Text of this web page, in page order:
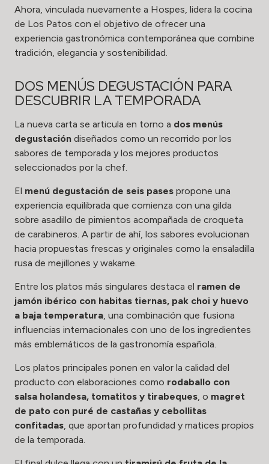
Ahora, vinculada nuevamente a Hospes, lidera la cocina
de Los Patos con el objetivo de ofrecer una
experiencia gastronómica contemporánea que combine
tradición, elegancia y sostenibilidad.
DOS MENÚS DEGUSTACIÓN PARA
DESCUBRIR LA TEMPORADA
La nueva carta se articula en torno a dos menús
degustación diseñados como un recorrido por los
sabores de temporada y los mejores productos
seleccionados por la chef.
El menú degustación de seis pases propone una
experiencia equilibrada que comienza con una gilda
sobre asadillo de pimientos acompañada de croqueta
de carabineros. A partir de ahí, los sabores evolucionan
hacia propuestas frescas y originales como la ensaladilla
rusa de mejillones y wakame.
Entre los platos más singulares destaca el ramen de
jamón ibérico con habitas tiernas, pak choi y huevo
a baja temperatura , una combinación que fusiona
influencias internacionales con uno de los ingredientes
más emblemáticos de la gastronomía española.
Los platos principales ponen en valor la calidad del
producto con elaboraciones como rodaballo con
salsa holandesa, tomatitos y tirabeques , o magret
de pato con puré de castañas y cebollitas
confitadas , que aportan profundidad y matices propios
de la temporada.